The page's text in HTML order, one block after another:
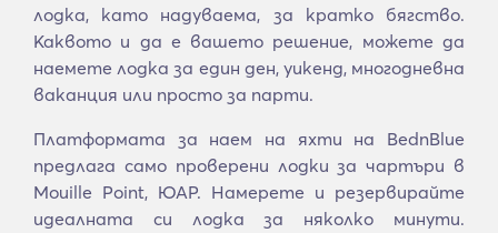
лодка, като надуваема, за кратко бягство.
Каквото и да е вашето решение, можете да
наемете лодка за един ден, уикенд, многодневна
ваканция или просто за парти.
Платформата за наем на яхти на BednBlue
предлага само проверени лодки за чартъри в
Mouille Point, ЮАР. Намерете и резервирайте
идеалната си лодка за няколко минути.